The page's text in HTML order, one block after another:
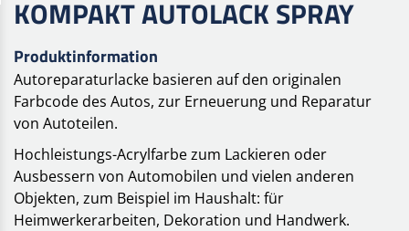
KOMPAKT AUTOLACK SPRAY
Produktinformation
Autoreparaturlacke basieren auf den originalen
Farbcode des Autos, zur Erneuerung und Reparatur
von Autoteilen.
Hochleistungs-Acrylfarbe zum Lackieren oder
Ausbessern von Automobilen und vielen anderen
Objekten, zum Beispiel im Haushalt: für
Heimwerkerarbeiten, Dekoration und Handwerk.